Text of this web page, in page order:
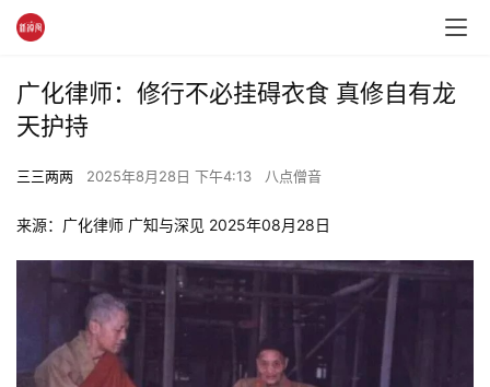
广化律师：修行不必挂碍衣食 真修自有龙
天护持
三三两两 2025年8月28日 下午4:13 八点僧音
来源：广化律师 广知与深见 2025年08月28日